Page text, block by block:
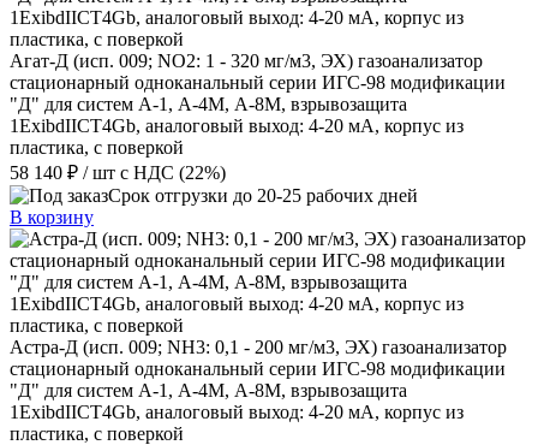
Агат-Д (исп. 009; NO2: 1 - 320 мг/м3, ЭХ) газоанализатор
стационарный одноканальный серии ИГС-98 модификации
"Д" для систем А-1, А-4М, А-8М, взрывозащита
1ExibdIICT4Gb, аналоговый выход: 4-20 мА, корпус из
пластика, с поверкой
58 140 ₽ / шт с НДС (22%)
Срок отгрузки до 20-25 рабочих дней
В корзину
Астра-Д (исп. 009; NН3: 0,1 - 200 мг/м3, ЭХ) газоанализатор
стационарный одноканальный серии ИГС-98 модификации
"Д" для систем А-1, А-4М, А-8М, взрывозащита
1ExibdIICT4Gb, аналоговый выход: 4-20 мА, корпус из
пластика, с поверкой